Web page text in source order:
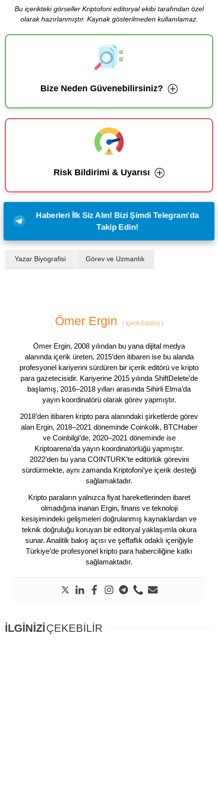
Bu içerikteki görseller Kriptofoni editoryal ekibi tarafından özel
olarak hazırlanmıştır. Kaynak gösterilmeden kullanılamaz.
Bize Neden Güvenebilirsiniz?
Risk Bildirimi & Uyarısı
Haberleri İlk Siz Alın! Bizi Şimdi Telegram'da
Takip Edin!
Yazar Biyografisi Görev ve Uzmanlık
Ömer Ergin (İçerik Editörü )
Ömer Ergin, 2008 yılından bu yana dijital medya
alanında içerik üreten, 2015’den itibaren ise bu alanda
profesyonel kariyerini sürdüren bir içerik editörü ve kripto
para gazetecisidir. Kariyerine 2015 yılında ShiftDelete’de
başlamış, 2016–2018 yılları arasında Sihirli Elma’da
yayın koordinatörü olarak görev yapmıştır.
2018’den itibaren kripto para alanındaki şirketlerde görev
alan Ergin, 2018–2021 döneminde Coinkolik, BTCHaber
ve Coinbilgi’de, 2020–2021 döneminde ise
Kriptoarena’da yayın koordinatörlüğü yapmıştır.
2022’den bu yana COINTURK’te editörlük görevini
sürdürmekte, aynı zamanda Kriptofoni’ye içerik desteği
sağlamaktadır.
Kripto paraların yalnızca fiyat hareketlerinden ibaret
olmadığına inanan Ergin, finans ve teknoloji
kesişimindeki gelişmeleri doğrulanmış kaynaklardan ve
teknik doğruluğu koruyan bir editoryal yaklaşımla okura
sunar. Analitik bakış açısı ve şeffaflık odaklı içeriğiyle
Türkiye’de profesyonel kripto para haberciliğine katkı
sağlamaktadır.
İLGİNİZİÇEKEBİLİR